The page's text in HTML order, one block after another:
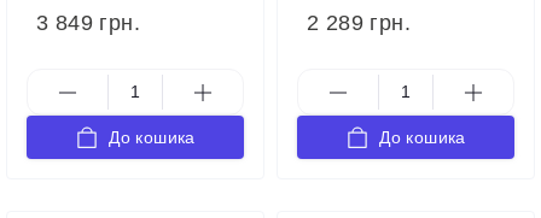
3 849 грн.
До кошика
2 289 грн.
До кошика